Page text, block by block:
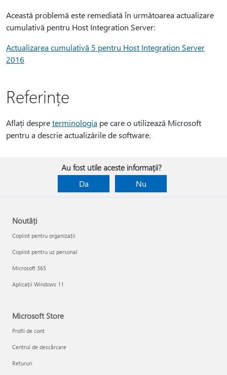
Această problemă este remediată în următoarea actualizare
cumulativă pentru Host Integration Server:
Actualizarea cumulativă 5 pentru Host Integration Server
2016
Referințe
Aflați despreterminologia pe care o utilizează Microsoft
pentru a descrie actualizările de software.
Au fost utile aceste informații?
Da
Nu
Noutăți
Copilot pentru organizații
Copilot pentru uz personal
Microsoft 365
Aplicații Windows 11
Microsoft Store
Profil de cont
Centrul de descărcare
Retururi